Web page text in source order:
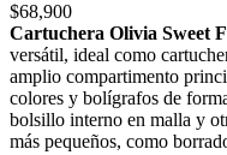
$68,900
Cartuchera Olivia Sweet
versátil, ideal como
amplio compartimento
colores y bolígrafos de
bolsillo interno en malla y
más pequeños, como